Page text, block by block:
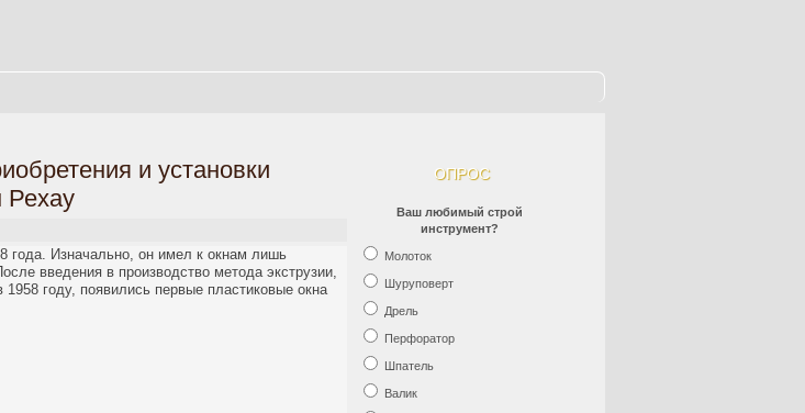
ОПРОС
Ваш любимый строй
инструмент?
Молоток
Шуруповерт
Дрель
Перфоратор
Шпатель
Валик
и установки
Рехау
года. Изначально, он имел к окнам лишь
введения в производство метода экструзии,
1958 году, появились первые пластиковые окна